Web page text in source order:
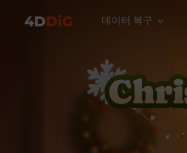
데이터 복구
Windows 데이터 복구
윈도우에서 삭제된 파일 복구
무료
Mac 데이터 복구
Update
윈도우 관리 도구
Partition Manager
Windows용 간편 디스크 관리
디스크 또는 파티션 복제
지원 센터
가이드, 라이선스, 문의
구독 업데이트